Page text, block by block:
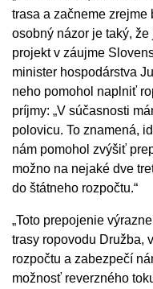
trasa a začneme
osobný názor je taký,
projekt v záujme
minister hospodárstva
neho pomohol naplniť
príjmy: „V súčasnosti
polovicu. To znamená,
nám pomohol zvýšiť
možno na nejaké dve
do štátneho rozpočtu.“
„Toto prepojenie
trasy ropovodu Družba,
rozpočtu a zabezpečí
možnosť reverzného